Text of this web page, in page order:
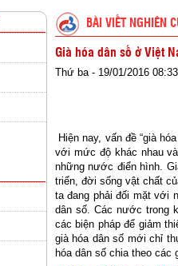
BÀI VIẾT NGHIÊN
Già hóa dân số ở Việt
Thứ ba - 19/01/2016 08:33
Hiện nay, vấn đề “già
với mức độ khác nhau
những nước điển hình.
triển, đời sống vật chất
ta đang phải đối mặt với
dân số. Các nước trong
các biện pháp để giảm
già hóa dân số mới chỉ
hóa dân số chia theo các